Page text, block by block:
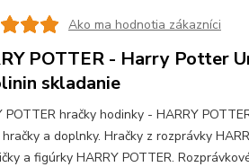
Ako ma hodnotia zákazníci
POTTER - Harry Potter
skladanie
POTTER hračky hodinky - HARRY
a doplnky. Hračky z rozprávky
a figúrky HARRY POTTER.